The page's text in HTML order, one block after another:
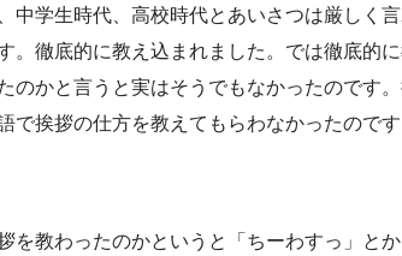
中学生時代、 高校時代とあいさつは厳しく
。 徹底的に教え込まれました。 では徹底的
のかと言うと実はそうでもなかったのです。
で挨拶の仕方を教えてもらわなかったのです
を教わったのかというと 「ちーわすっ」とか